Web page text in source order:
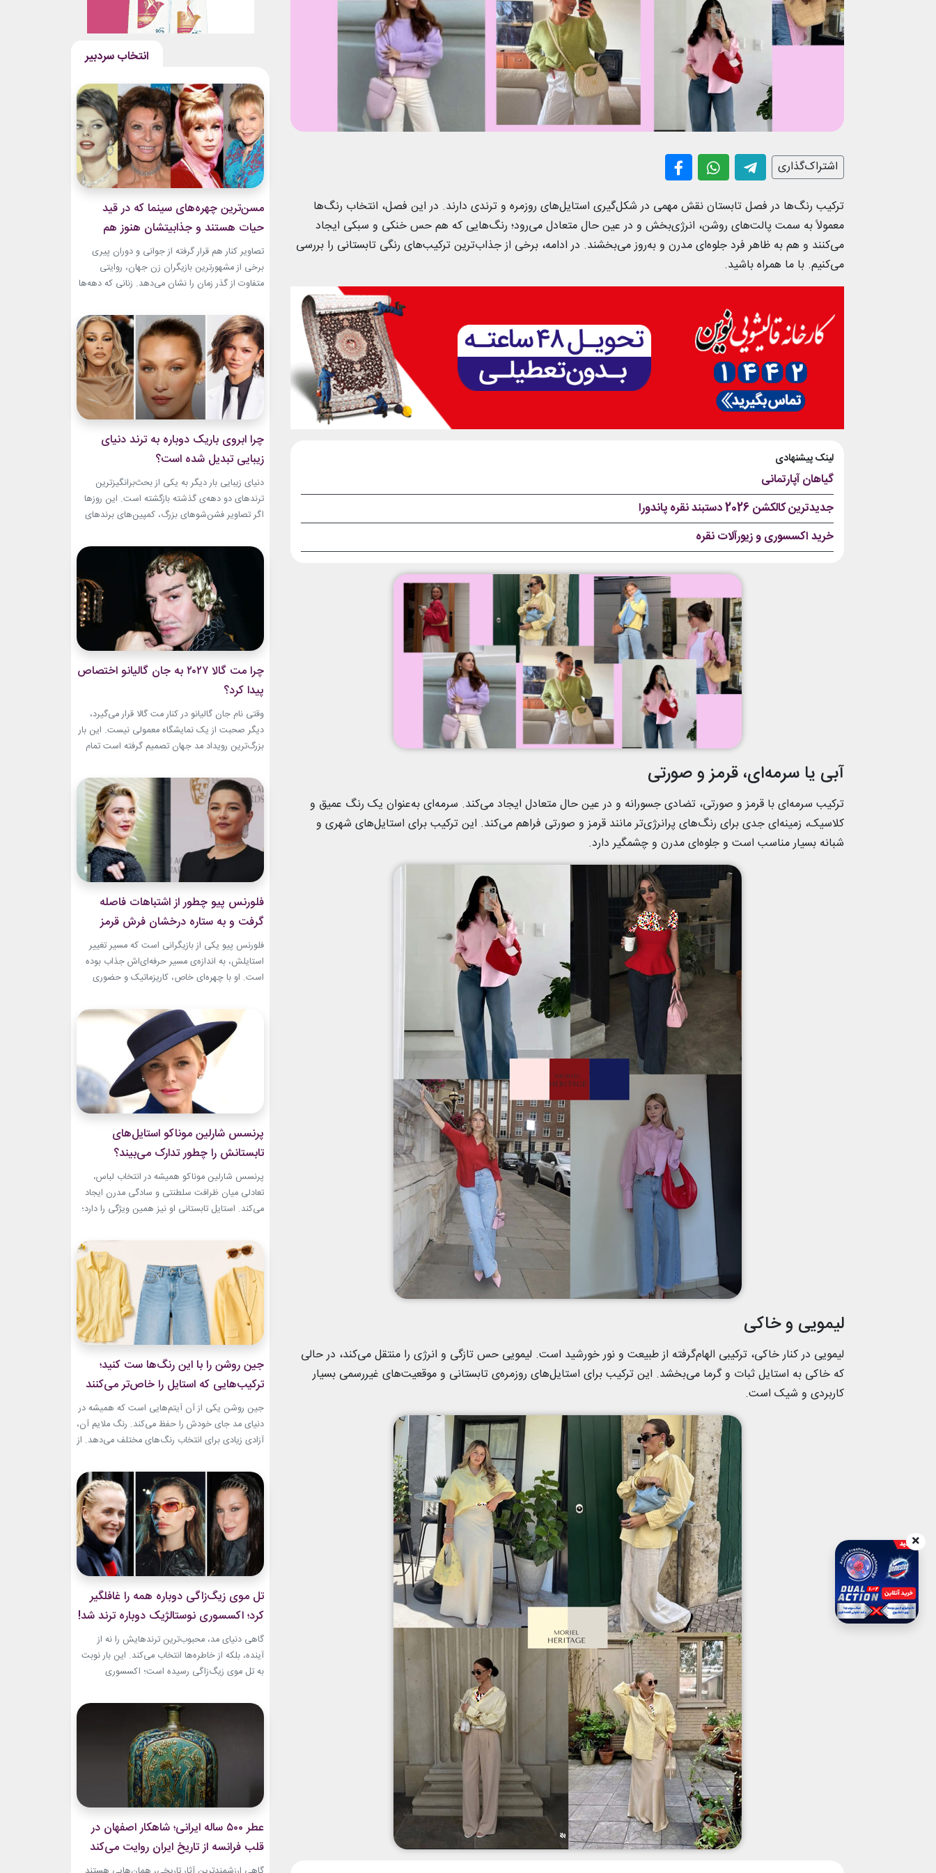
اشتراک‌گذاری
ترکیب رنگ‌ها در فصل تابستان نقش مهمی در شکل‌گیری استایل‌های روزمره و ترندی دارند. در این فصل، انتخاب رنگ‌ها
معمولاً به سمت پالت‌های روشن، انرژی‌بخش و در عین حال متعادل می‌رود؛ رنگ‌هایی که هم حس خنکی و سبکی ایجاد
می‌کنند و هم به ظاهر فرد جلوه‌ای مدرن و به‌روز می‌بخشند. در ادامه، برخی از جذاب‌ترین ترکیب‌های رنگی تابستانی را بررسی
می‌کنیم. با ما همراه باشید.
لینک پیشنهادی
گیاهان آپارتمانی
جدیدترین کالکشن 2026 دستبند نقره پاندورا
خرید اکسسوری و زیورآلات نقره
آبی یا سرمه‌ای، قرمز و صورتی
ترکیب سرمه‌ای با قرمز و صورتی، تضادی جسورانه و در عین حال متعادل ایجاد می‌کند. سرمه‌ای به‌عنوان یک رنگ عمیق و
کلاسیک، زمینه‌ای جدی برای رنگ‌های پرانرژی‌تر مانند قرمز و صورتی فراهم می‌کند. این ترکیب برای استایل‌های شهری و
شبانه بسیار مناسب است و جلوه‌ای مدرن و چشمگیر دارد.
لیمویی و خاکی
لیمویی در کنار خاکی، ترکیبی الهام‌گرفته از طبیعت و نور خورشید است. لیمویی حس تازگی و انرژی را منتقل می‌کند، در حالی
که خاکی به استایل ثبات و گرما می‌بخشد. این ترکیب برای استایل‌های روزمره‌ی تابستانی و موقعیت‌های غیررسمی بسیار
کاربردی و شیک است.
مسن‌ترین چهره‌های سینما که در قید
حیات هستند و جذابیتشان هنوز هم
باقیست!
تصاویر کنار هم قرار گرفته از جوانی و دوران پیری
برخی از مشهورترین بازیگران زن جهان، روایتی
متفاوت از گذر زمان را نشان می‌دهد. زنانی که دهه‌ها
و میراث هنری خود الهام‌بخش هستند. بازیگران زن
مسن سینما ثابت کرده‌اند که جذابیت واقعی تنها به
سال‌های جوانی محدود...
چرا ابروی باریک دوباره به ترند دنیای
زیبایی تبدیل شده است؟
دنیای زیبایی بار دیگر به یکی از بحث‌برانگیزترین
ترندهای دو دهه‌ی گذشته بازگشته است. این روزها
اگر تصاویر فشن‌شوهای بزرگ، کمپین‌های برندهای
حضور ابروی باریک مدرن را به‌وضوح خواهید دید. با
این حال، این بازگشت شباهت چندانی به ابروهای
بسیار نازک دهه ۱۹۹۰ و اوایل دهه...
چرا مت گالا ۲۰۲۷ به جان گالیانو اختصاص
پیدا کرد؟
وقتی نام جان گالیانو در کنار مت گالا قرار می‌گیرد،
دیگر صحبت از یک نمایشگاه معمولی نیست. این بار
بزرگ‌ترین رویداد مد جهان تصمیم گرفته است تمام
طراحان تاریخ را به تصویر بکشد. نمایشگاه John
Galliano: Horizons که با عنوان «افق‌های جان
گالیانو» شناخته می‌شود، فقط مرور لباس‌های...
فلورنس پیو چطور از اشتباهات فاصله
گرفت و به ستاره درخشان فرش قرمز
تبدیل شد؟
فلورنس پیو یکی از بازیگرانی است که مسیر تغییر
استایلش، به اندازه‌ی مسیر حرفه‌ای‌اش جذاب بوده
است. او با چهره‌ای خاص، کاریزماتیک و حضوری
سال‌های ابتدایی فعالیتش هنوز زبان شخصی خود را
در مد پیدا نکرده بود.لینک پیشنهادیخرید اکسسوری
و زیورآلات نقرهجدیدترین کالکشن 2026 دستبند...
پرنسس شارلین موناکو استایل‌های
تابستانش را چطور تدارک می‌بیند؟
پرنسس شارلین موناکو همیشه در انتخاب لباس،
تعادلی میان ظرافت سلطنتی و سادگی مدرن ایجاد
می‌کند. استایل تابستانی او نیز همین ویژگی را دارد؛
طراحی‌هایی که برای روزهای گرم، هم راحت هستند
و هم باشکوه. از مراسم‌های رسمی کاخ گرفته تا
حضورهای صمیمی‌تر، شارلین نشان داده که
پیراهن‌های...
جین روشن را با این رنگ‌ها ست کنید؛
ترکیب‌هایی که استایل را خاص‌تر می‌کنند
جین روشن یکی از آن آیتم‌هایی است که همیشه در
دنیای مد جای خودش را حفظ می‌کند. رنگ ملایم آن،
آزادی زیادی برای انتخاب رنگ‌های مختلف می‌دهد. از
مینیمال، جین روشن می‌تواند پایه یک ظاهر شیک و
امروزی باشد. کافی است رنگ همراه آن را درست
انتخاب...
تل موی زیگ‌زاگی دوباره همه را غافلگیر
کرد؛ اکسسوری نوستالژیک دوباره ترند شد!
گاهی دنیای مد، محبوب‌ترین ترندهایش را نه از
آینده، بلکه از خاطره‌ها انتخاب می‌کند. این بار نوبت
به تل موی زیگ‌زاگی رسیده است؛ اکسسوری‌
اوایل دهه ۲۰۰۰ به یاد دارند و حالا با ظاهری آشنا اما
جایگاهی تازه، دوباره به مرکز توجه برگشته است....
عطر ۵۰۰ ساله ایرانی؛ شاهکار اصفهان در
قلب فرانسه از تاریخ ایران روایت می‌کند